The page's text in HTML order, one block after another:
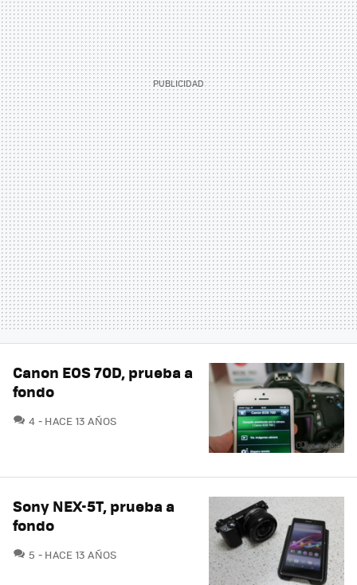
Canon EOS 70D, prueba a
fondo
4 COMENTARIOS
HACE 13 AÑOS
Sony NEX-5T, prueba a
fondo
5 COMENTARIOS
HACE 13 AÑOS